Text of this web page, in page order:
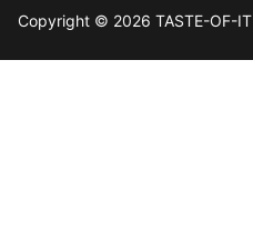
Copyright © 2026 TASTE-OF-IT